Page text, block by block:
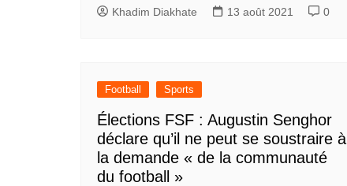
Khadim Diakhate 13 août 2021 0
Football Sports
Élections FSF : Augustin Senghor
déclare qu’il ne peut se soustraire à
la demande « de la communauté
du football »